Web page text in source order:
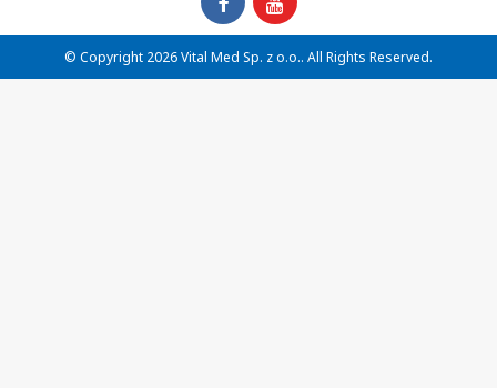
© Copyright 2026 Vital Med Sp. z o.o.. All Rights Reserved.